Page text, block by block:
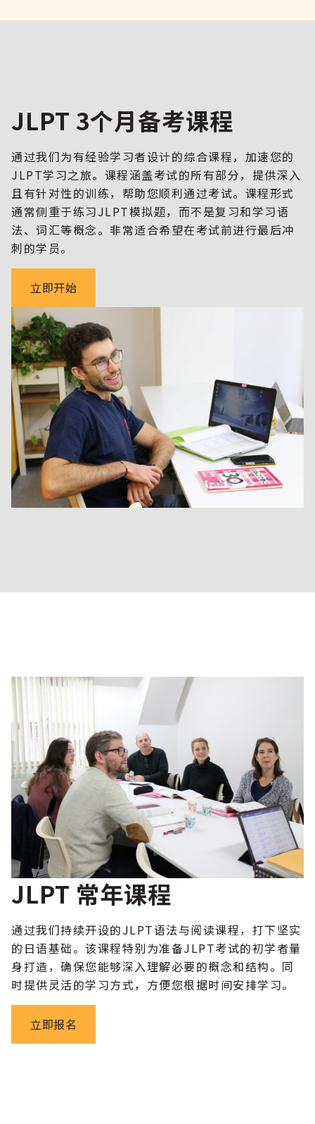
JLPT 3个月备考课程
通过我们为有经验学习者设计的综合课程，加速您的
JLPT学习之旅。课程涵盖考试的所有部分，提供深入
且有针对性的训练，帮助您顺利通过考试。课程形式
通常侧重于练习JLPT模拟题，而不是复习和学习语
法、词汇等概念。非常适合希望在考试前进行最后冲
刺的学员。
立即开始
JLPT 常年课程
通过我们持续开设的JLPT语法与阅读课程，打下坚实
的日语基础。该课程特别为准备JLPT考试的初学者量
身打造，确保您能够深入理解必要的概念和结构。同
时提供灵活的学习方式，方便您根据时间安排学习。
立即报名